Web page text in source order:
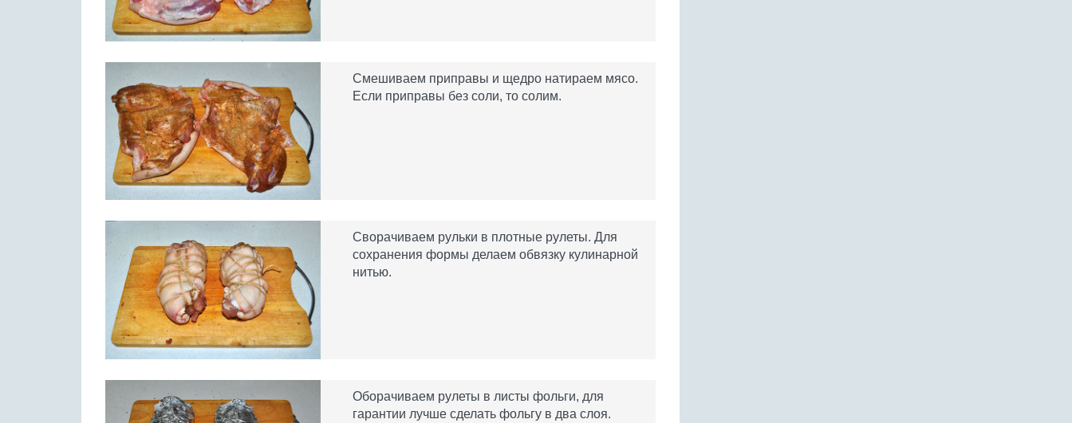
Смешиваем приправы и щедро натираем мясо.
Если приправы без соли, то солим.
Сворачиваем рульки в плотные рулеты. Для
сохранения формы делаем обвязку кулинарной
нитью.
Оборачиваем рулеты в листы фольги, для
гарантии лучше сделать фольгу в два слоя.